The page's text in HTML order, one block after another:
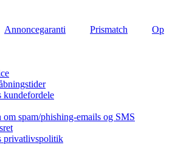
Annoncegaranti Prismatch
Op
kundefordele
spam/phishing-emails og SMS
privatlivspolitik